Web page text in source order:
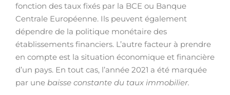
fonction des taux fixés par la BCE ou Banque
Centrale Européenne. Ils peuvent également
dépendre de la politique monétaire des
établissements financiers. L’autre facteur à prendre
en compte est la situation économique et financière
d’un pays. En tout cas, l’année 2021 a été marquée
par une baisse constante du taux immobilier.